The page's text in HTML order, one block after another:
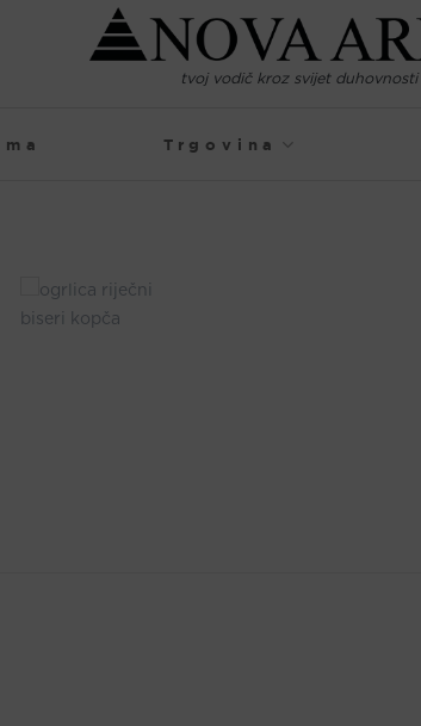
tvoj vodič kroz svijet duhovnosti
Trgovina